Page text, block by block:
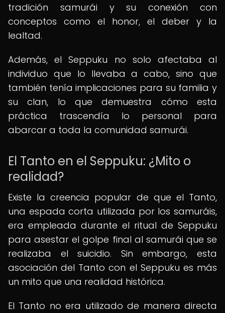
tradición samurái y su conexión con
conceptos como el honor, el deber y la
lealtad.
Además, el Seppuku no solo afectaba al
individuo que lo llevaba a cabo, sino que
también tenía implicaciones para su familia y
su clan, lo que demuestra cómo esta
práctica trascendía lo personal para
abarcar a toda la comunidad samurái.
El Tanto en el Seppuku: ¿Mito o
realidad?
Existe la creencia popular de que el Tanto,
una espada corta utilizada por los samuráis,
era empleada durante el ritual de Seppuku
para asestar el golpe final al samurái que se
realizaba el suicidio. Sin embargo, esta
asociación del Tanto con el Seppuku es más
un mito que una realidad histórica.
El Tanto no era utilizado de manera directa